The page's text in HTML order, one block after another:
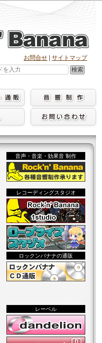
お問合せ
サイトマップ
検索
音声・音楽・効果音 制作
レコーディングスタジオ
ロックンバナナの通販
レーベル